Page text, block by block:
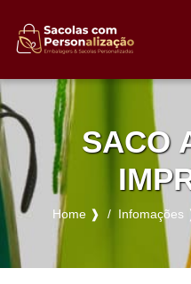
SACO
Home ❱ Infomações